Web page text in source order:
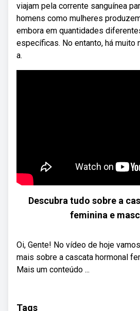
viajam pela corrente sanguínea
homens como mulheres
embora em quantidades
específicas. No entanto, há muito
a.
Descubra tudo sobre a
feminina e
Oi, Gente! No vídeo de hoje
mais sobre a cascata hormonal
Mais um conteúdo ...
Tags